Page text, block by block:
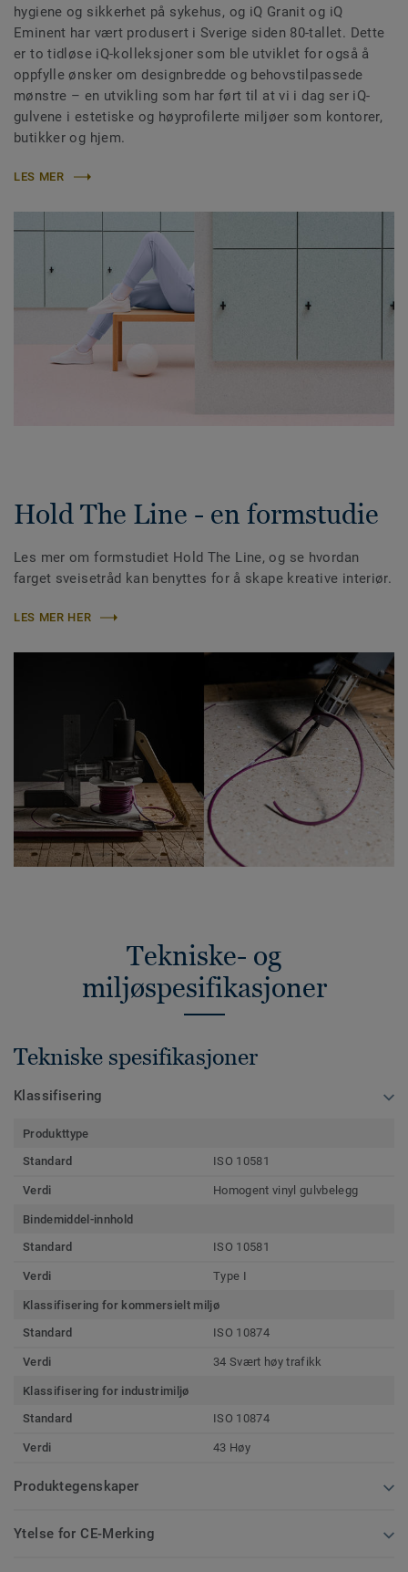
hygiene og sikkerhet på sykehus, og iQ Granit og iQ
Eminent har vært produsert i Sverige siden 80-tallet. Dette
er to tidløse iQ-kolleksjoner som ble utviklet for også å
oppfylle ønsker om designbredde og behovstilpassede
mønstre – en utvikling som har ført til at vi i dag ser iQ-
gulvene i estetiske og høyprofilerte miljøer som kontorer,
butikker og hjem.
LES MER
Hold The Line - en formstudie
Les mer om formstudiet Hold The Line, og se hvordan
farget sveisetråd kan benyttes for å skape kreative interiør.
LES MER HER
Tekniske- og
miljøspesifikasjoner
Tekniske spesifikasjoner
Klassifisering
Produkttype
Standard
ISO 10581
Verdi Homogent vinyl gulvbelegg
Bindemiddel-innhold
Standard
ISO 10581
Verdi Type I
Klassifisering for kommersielt miljø
Standard
ISO 10874
Verdi 34 Svært høy trafikk
Klassifisering for industrimiljø
Standard
ISO 10874
Verdi 43 Høy
Produktegenskaper
Ytelse for CE-Merking